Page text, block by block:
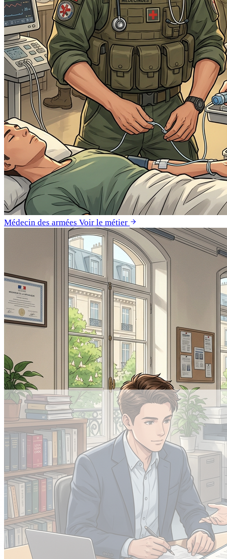
Médecin des armées Voir le métier